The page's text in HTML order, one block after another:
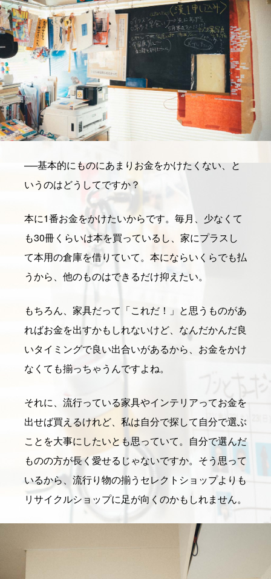
──基本的にものにあまりお金をかけたくない、と
いうのはどうしてですか？
本に1番お金をかけたいからです。毎月、少なくて
も30冊くらいは本を買っているし、家にプラスし
て本用の倉庫を借りていて。本にならいくらでも払
うから、他のものはできるだけ抑えたい。
もちろん、家具だって「これだ！」と思うものがあ
ればお金を出すかもしれないけど、なんだかんだ良
いタイミングで良い出合いがあるから、お金をかけ
なくても揃っちゃうんですよね。
それに、流行っている家具やインテリアってお金を
出せば買えるけれど、私は自分で探して自分で選ぶ
ことを大事にしたいとも思っていて。自分で選んだ
ものの方が長く愛せるじゃないですか。そう思って
いるから、流行り物の揃うセレクトショップよりも
リサイクルショップに足が向くのかもしれません。